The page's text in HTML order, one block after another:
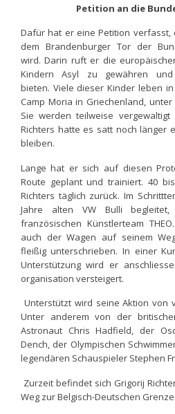
Petition an die
Dafür hat er eine Petition verfasst,
dem Brandenburger Tor der
wird. Darin ruft er die
Kindern Asyl zu gewähren
bieten. Viele dieser Kinder leben
Camp Moria in Griechenland,
Sie werden teilweise
Richters hatte es satt noch länger
bleiben.
Lange hat er sich auf diesen
Route geplant und trainiert. 40
Richters täglich zurück. Im
Jahre alten VW Bulli
französischen Künstlerteam
auch der Wagen auf seinem
fleißig unterschrieben. In einer
Unterstützung wird er
organisation versteigert.
Unterstützt wird seine Aktion von
Unter anderem von der
Astronaut Chris Hadfield, der
Dench, der Olympischen
legendären Schauspieler Stephen
Zurzeit befindet sich Grigorij
Weg zur Belgisch-Deutschen Grenze.